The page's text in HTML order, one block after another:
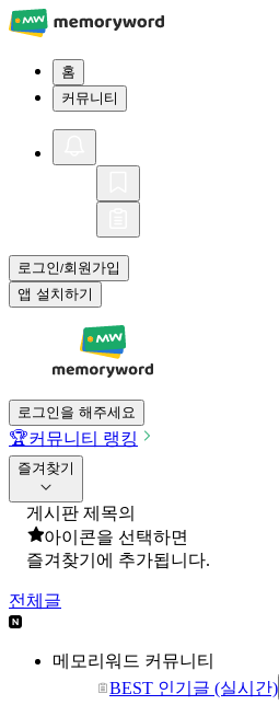
홈
커뮤니티
로그인/회원가입
앱 설치하기
로그인을 해주세요
🏆커뮤니티 랭킹
즐겨찾기
게시판 제목의
아이콘을 선택하면
즐겨찾기에 추가됩니다.
전체글
메모리워드 커뮤니티
BEST 인기글 (실시간)